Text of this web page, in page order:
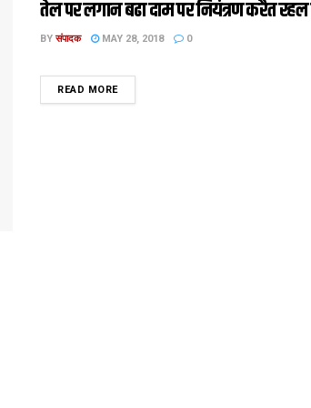
तेल पर लगान बढा दाम पर नियंत्रण करैत
BY संपादक MAY 28, 2018 0
READ MOREDETAILS